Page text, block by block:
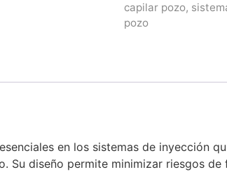
capilar pozo,
pozo
en los sistemas de inyección
Su diseño permite minimizar riesgos